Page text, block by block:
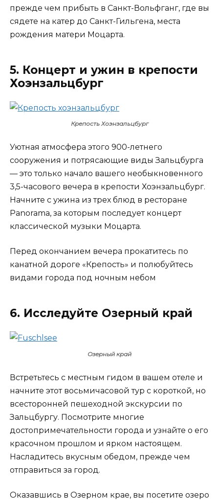
прежде чем прибыть в Санкт-Вольфганг, где вы
сядете на катер до Санкт-Гильгена, места
рождения матери Моцарта.
5. Концерт и ужин в крепости
Хоэнзальцбург
Крепость Хоэнзальцбург
Уютная атмосфера этого 900-летнего
сооружения и потрясающие виды Зальцбурга
— это только начало вашего необыкновенного
3,5-часового вечера в крепости Хоэнзальцбург.
Начните с ужина из трех блюд в ресторане
Panorama, за которым последует концерт
классической музыки Моцарта.
Перед окончанием вечера прокатитесь по
канатной дороге «Крепость» и полюбуйтесь
видами города под ночным небом
6. Исследуйте Озерный край
Озерный край
Встретьтесь с местным гидом в вашем отеле и
начните этот восьмичасовой тур с короткой, но
всесторонней пешеходной экскурсии по
Зальцбургу. Посмотрите многие
достопримечательности города и узнайте о его
красочном прошлом и ярком настоящем.
Насладитесь вкусным обедом, прежде чем
отправиться за город.
Оказавшись в Озерном крае, вы посетите озеро